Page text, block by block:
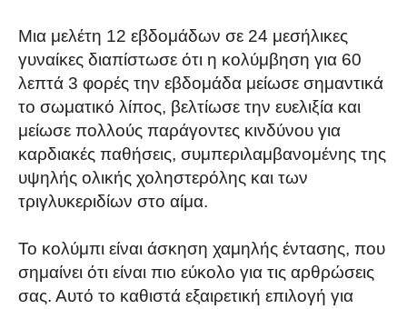
Μια μελέτη 12 εβδομάδων σε 24 μεσήλικες
γυναίκες διαπίστωσε ότι η κολύμβηση για 60
λεπτά 3 φορές την εβδομάδα μείωσε σημαντικά
το σωματικό λίπος, βελτίωσε την ευελιξία και
μείωσε πολλούς παράγοντες κινδύνου για
καρδιακές παθήσεις, συμπεριλαμβανομένης της
υψηλής ολικής χοληστερόλης και των
τριγλυκεριδίων στο αίμα.
Το κολύμπι είναι άσκηση χαμηλής έντασης, που
σημαίνει ότι είναι πιο εύκολο για τις αρθρώσεις
σας. Αυτό το καθιστά εξαιρετική επιλογή για